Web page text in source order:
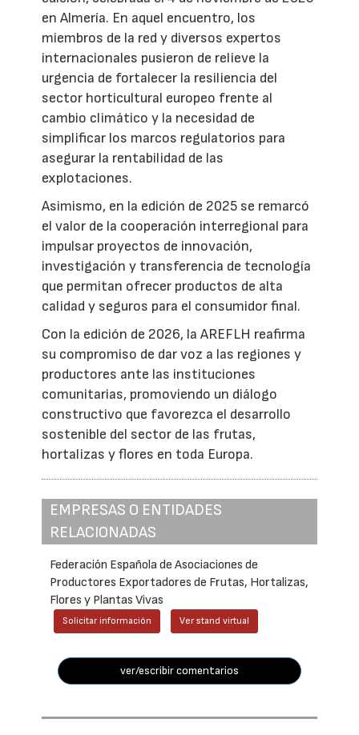
en Almería. En aquel encuentro, los
miembros de la red y diversos expertos
internacionales pusieron de relieve la
urgencia de fortalecer la resiliencia del
sector horticultural europeo frente al
cambio climático y la necesidad de
simplificar los marcos regulatorios para
asegurar la rentabilidad de las
explotaciones.
Asimismo, en la edición de 2025 se remarcó
el valor de la cooperación interregional para
impulsar proyectos de innovación,
investigación y transferencia de tecnología
que permitan ofrecer productos de alta
calidad y seguros para el consumidor final.
Con la edición de 2026, la AREFLH reafirma
su compromiso de dar voz a las regiones y
productores ante las instituciones
comunitarias, promoviendo un diálogo
constructivo que favorezca el desarrollo
sostenible del sector de las frutas,
hortalizas y flores en toda Europa.
EMPRESAS O ENTIDADES
RELACIONADAS
Federación Española de Asociaciones de
Productores Exportadores de Frutas, Hortalizas,
Flores y Plantas Vivas
Solicitar información Ver stand virtual
ver/escribir comentarios